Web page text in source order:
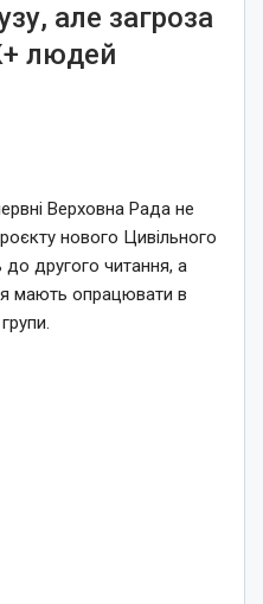
але загроза
людей
Верховна Рада не
нового Цивільного
другого читання, а
мають опрацювати в